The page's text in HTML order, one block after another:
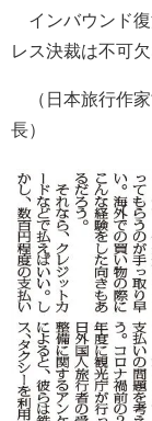
インバウンド復
レス決裁は不可
（日本旅行作家
長）